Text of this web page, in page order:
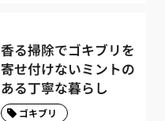
香る掃除でゴキブリを
寄せ付けないミントの
ある丁寧な暮らし
ゴキブリ